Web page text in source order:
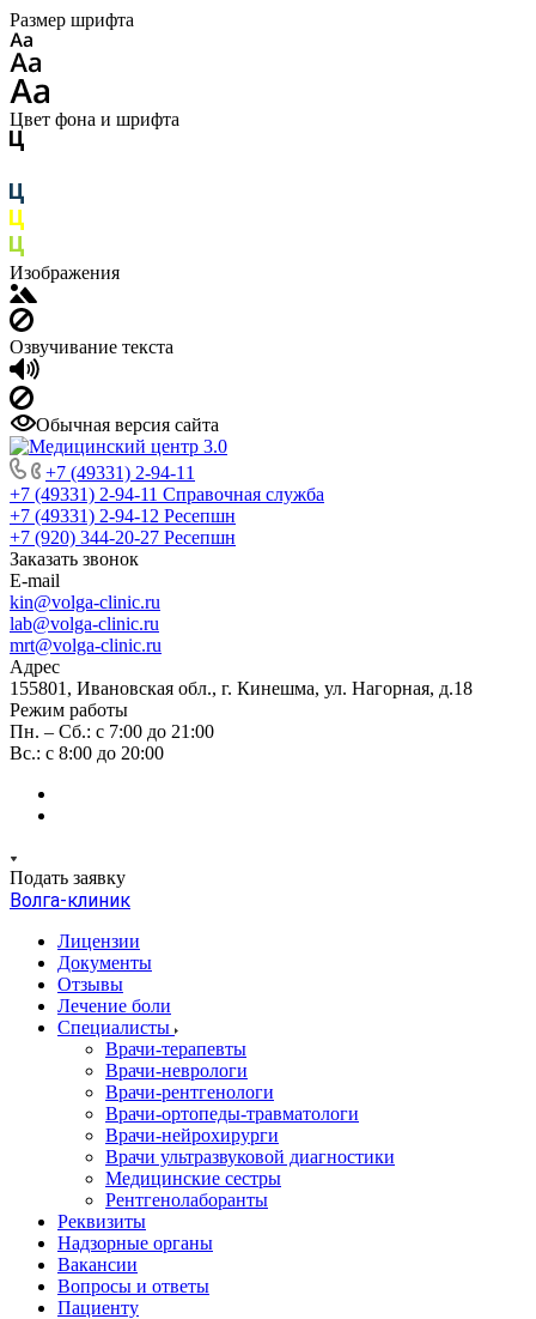
Размер шрифта
Цвет фона и шрифта
Изображения
Озвучивание текста
Обычная версия сайта
+7 (49331) 2-94-11
+7 (49331) 2-94-11 Справочная служба
+7 (49331) 2-94-12 Ресепшн
+7 (920) 344-20-27 Ресепшн
Заказать звонок
E-mail
kin@volga-clinic.ru
lab@volga-clinic.ru
mrt@volga-clinic.ru
Адрес
155801, Ивановская обл., г. Кинешма, ул. Нагорная, д.18
Режим работы
Пн. – Сб.: с 7:00 до 21:00
Вс.: с 8:00 до 20:00
Подать заявку
Волга-клиник
Лицензии
Документы
Отзывы
Лечение боли
Специалисты
Врачи-терапевты
Врачи-неврологи
Врачи-рентгенологи
Врачи-ортопеды-травматологи
Врачи-нейрохирурги
Врачи ультразвуковой диагностики
Медицинские сестры
Рентгенолаборанты
Реквизиты
Надзорные органы
Вакансии
Вопросы и ответы
Пациенту